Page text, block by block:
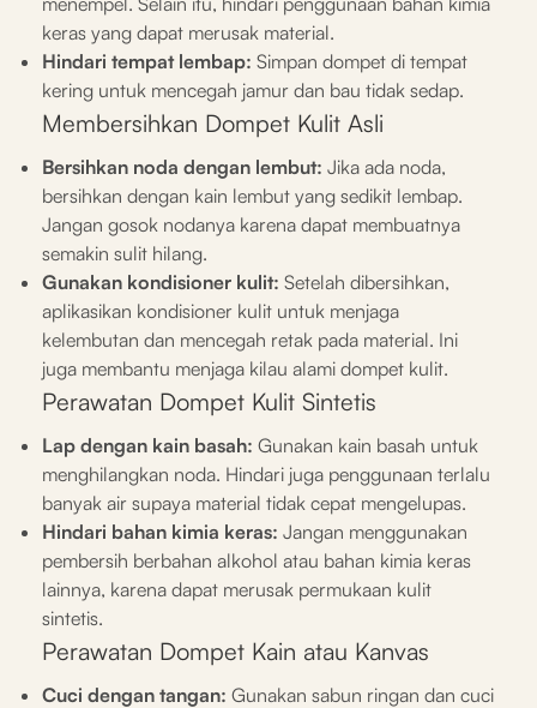
keras yang dapat merusak material.
Hindari tempat lembap: Simpan dompet di tempat
kering untuk mencegah jamur dan bau tidak sedap.
Membersihkan Dompet Kulit Asli
Bersihkan noda dengan lembut: Jika ada noda,
bersihkan dengan kain lembut yang sedikit lembap.
Jangan gosok nodanya karena dapat membuatnya
semakin sulit hilang.
Gunakan kondisioner kulit: Setelah dibersihkan,
aplikasikan kondisioner kulit untuk menjaga
kelembutan dan mencegah retak pada material. Ini
juga membantu menjaga kilau alami dompet kulit.
Perawatan Dompet Kulit Sintetis
Lap dengan kain basah: Gunakan kain basah untuk
menghilangkan noda. Hindari juga penggunaan terlalu
banyak air supaya material tidak cepat mengelupas.
Hindari bahan kimia keras: Jangan menggunakan
pembersih berbahan alkohol atau bahan kimia keras
lainnya, karena dapat merusak permukaan kulit
sintetis.
Perawatan Dompet Kain atau Kanvas
Cuci dengan tangan: Gunakan sabun ringan dan cuci